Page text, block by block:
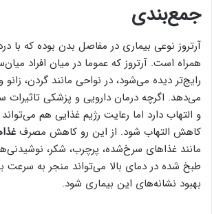
جمع‌بندی
آرتروز نوعی بیماری در مفاصل بدن بوده که با
همراه است. آرتروز که عموما در میان افراد
رایج‌تر دیده می‌شود، در نواحی مانند گردن،
می‌دهد. اگرچه درمان دارویی و پزشکی تاثیرات
و التهاب دارد اما رعایت رژیم غذایی هم
کاهش التهاب شود. از این رو کاهش مصرف
مانند غذاهای سرخ‌شده، پرچرب، شکر،
طبخ شده در دمای بالا می‌تواند منجر به سرعت
بهبود نشانه‌های این بیماری شود.